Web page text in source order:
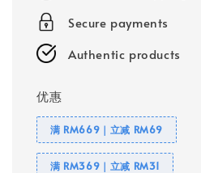
Secure payments
Authentic products
优惠
满 RM669｜立减 RM69
满 RM369｜立减 RM31